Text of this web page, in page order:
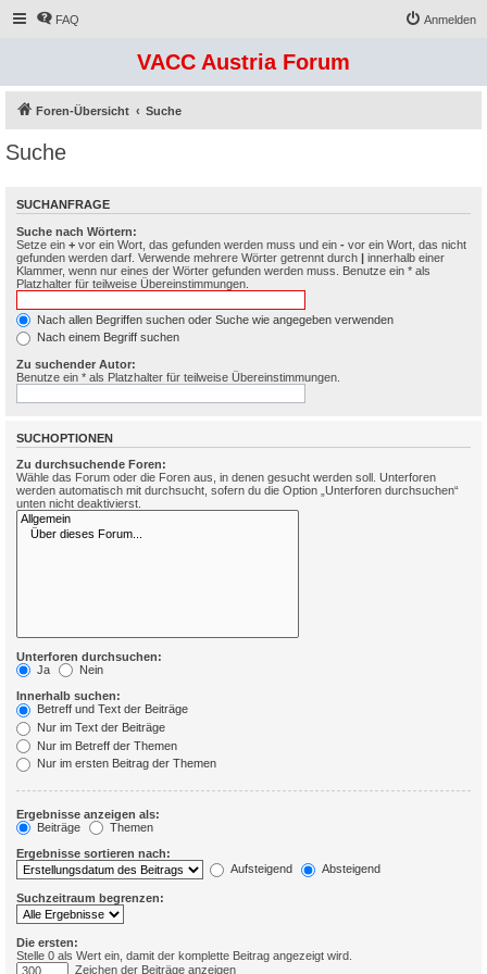
FAQ Anmelden
VACC Austria Forum
Foren-Übersicht Suche
Suche
SUCHANFRAGE
Suche nach Wörtern:
Setze ein + vor ein Wort, das gefunden werden muss und ein - vor ein Wort, das nicht
gefunden werden darf. Verwende mehrere Wörter getrennt durch | innerhalb einer
Klammer, wenn nur eines der Wörter gefunden werden muss. Benutze ein * als
Platzhalter für teilweise Übereinstimmungen.
Nach allen Begriffen suchen oder Suche wie angegeben verwenden
Nach einem Begriff suchen
Zu suchender Autor:
Benutze ein * als Platzhalter für teilweise Übereinstimmungen.
SUCHOPTIONEN
Zu durchsuchende Foren:
Wähle das Forum oder die Foren aus, in denen gesucht werden soll. Unterforen
werden automatisch mit durchsucht, sofern du die Option „Unterforen durchsuchen“
unten nicht deaktivierst.
Unterforen durchsuchen:
Ja
Nein
Innerhalb suchen:
Betreff und Text der Beiträge
Nur im Text der Beiträge
Nur im Betreff der Themen
Nur im ersten Beitrag der Themen
Ergebnisse anzeigen als:
Beiträge
Themen
Ergebnisse sortieren nach:
Aufsteigend
Absteigend
Suchzeitraum begrenzen:
Die ersten:
Stelle 0 als Wert ein, damit der komplette Beitrag angezeigt wird.
Zeichen der Beiträge anzeigen